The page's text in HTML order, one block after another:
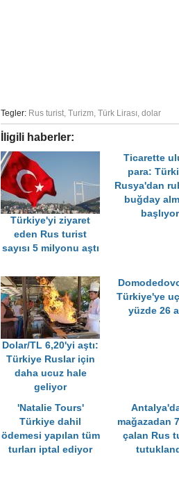
Tegler: Rus turist, Turizm, Türk Lirası, dolar
İligili haberler:
Türkiye'yi ziyaret
eden Rus turist
sayısı 5 milyonu aştı
Ticarette
para:
Rusya'dan
buğday
başlıyor
Dolar/TL 6,20'yi aştı:
Türkiye Ruslar için
daha ucuz hale
geliyor
Türkiye'ye
yüzde 26
'Natalie Tours'
Türkiye dahil
ödemesi yapılan tüm
turları iptal ediyor
mağazadan
çalan Rus